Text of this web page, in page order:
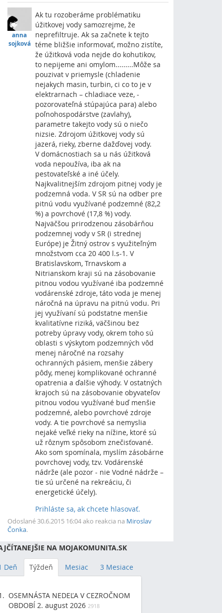
anna
sojková
Ak tu rozoberáme problématiku
úžitkovej vody samozrejme, že
neprefiltruje. Ak sa začnete k tejto
téme bližšie informovať, možno zistíte,
že úžitková voda nejde do kohutikov,
to nepijeme ani omylom.........Môže sa
pouzivat v priemysle (chladenie
nejakych masin, turbin, ci co to je v
elektrarnach – chladiace veze, -
pozorovateľná stúpajúca para) alebo
poľnohospodárstve (zavlahy),
parametre takejto vody sú o niečo
nizsie. Zdrojom úžitkovej vody sú
jazerá, rieky, zberne dažďovej vody.
V domácnostiach sa u nás úžitková
voda nepoužíva, iba ak na
pestovateľské a iné účely.
Najkvalitnejším zdrojom pitnej vody je
podzemná voda. V SR sú na odber pre
pitnú vodu využívané podzemné (82,2
%) a povrchové (17,8 %) vody.
Najväčšou prirodzenou zásobárňou
podzemnej vody v SR (i strednej
Európe) je Žitný ostrov s využiteľným
množstvom cca 20 400 l.s-1. V
Bratislavskom, Trnavskom a
Nitrianskom kraji sú na zásobovanie
pitnou vodou využívané iba podzemné
vodárenské zdroje, táto voda je menej
náročná na úpravu na pitnú vodu. Pri
jej využívaní sú podstatne menšie
kvalitatívne riziká, väčšinou bez
potreby úpravy vody, okrem toho sú
oblasti s výskytom podzemných vôd
menej náročné na rozsahy
ochranných pásiem, menšie zábery
pôdy, menej komplikované ochranné
opatrenia a ďalšie výhody. V ostatných
krajoch sú na zásobovanie obyvateľov
pitnou vodou využívané buď menšie
podzemné, alebo povrchové zdroje
vody. A tie povrchové sa nemyslia
nejaké veľké rieky na nížine, ktoré sú
už rôznym spôsobom znečisťované.
Ako som spomínala, myslím zásobárne
povrchovej vody, tzv. Vodárenské
nádrže (ale pozor - nie Vodné nádrže –
tie sú určené na rekreáciu, či
energetické účely).
Prihláste sa, ak chcete hlasovať.
Odoslané 30.6.2015 16:04 ako reakcia na Miroslav
Čonka.
NA MOJAKOMUNITA.SK
Deň Týždeň Mesiac 3 Mesiace
OSEMNÁSTA NEDEĽA V CEZROČNOM
OBDOBÍ 2. august 2026 2918